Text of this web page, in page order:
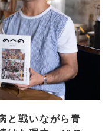
と戦いながら青